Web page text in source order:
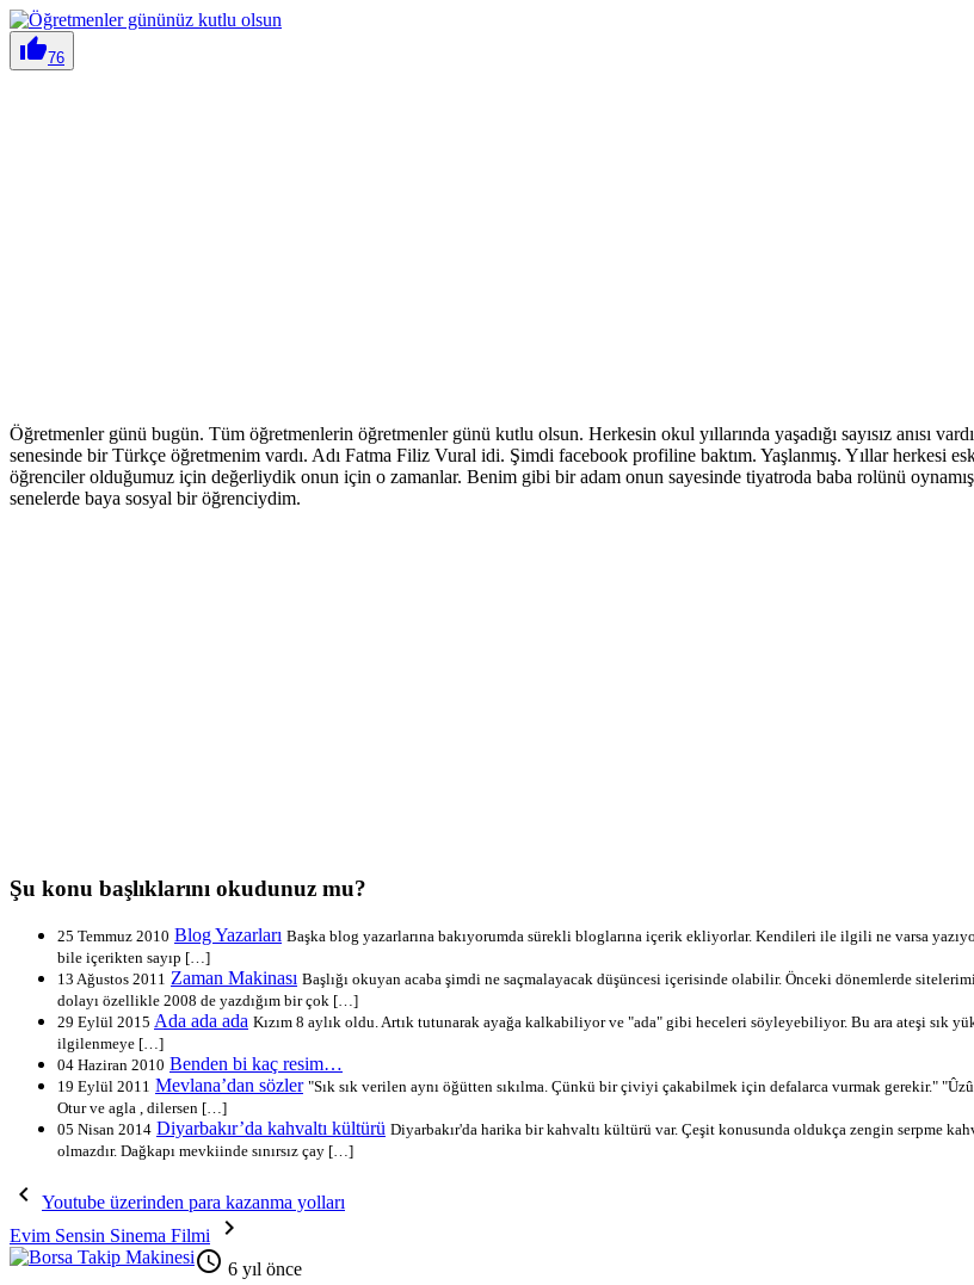
76
Öğretmenler günü bugün. Tüm öğretmenlerin öğretmenler günü kutlu olsun. Herkesin okul yıllarında yaşadığı sayısız anısı
senesinde bir Türkçe öğretmenim vardı. Adı Fatma Filiz Vural idi. Şimdi facebook profiline baktım. Yaşlanmış. Yıllar herkesi
öğrenciler olduğumuz için değerliydik onun için o zamanlar. Benim gibi bir adam onun sayesinde tiyatroda baba rolünü
senelerde baya sosyal bir öğrenciydim.
Şu konu başlıklarını okudunuz mu?
25 Temmuz 2010 Blog Yazarları Başka blog yazarlarına bakıyorumda sürekli bloglarına içerik ekliyorlar. Kendileri ile ilgili ne varsa
bile içerikten sayıp […]
13 Ağustos 2011 Zaman Makinası Başlığı okuyan acaba şimdi ne saçmalayacak düşüncesi içerisinde olabilir. Önceki dönemlerde
dolayı özellikle 2008 de yazdığım bir çok […]
29 Eylül 2015 Ada ada ada Kızım 8 aylık oldu. Artık tutunarak ayağa kalkabiliyor ve "ada" gibi heceleri söyleyebiliyor. Bu ara ateşi sık
ilgilenmeye […]
04 Haziran 2010 Benden bi kaç resim…
19 Eylül 2011 Mevlana’dan sözler "Sık sık verilen aynı öğütten sıkılma. Çünkü bir çiviyi çakabilmek için defalarca vurmak gerekir."
Otur ve agla , dilersen […]
05 Nisan 2014 Diyarbakır’da kahvaltı kültürü Diyarbakır'da harika bir kahvaltı kültürü var. Çeşit konusunda oldukça zengin serpme
olmazdır. Dağkapı mevkiinde sınırsız çay […]

Youtube üzerinden para kazanma yolları
Evim Sensin Sinema Filmi

 6 yıl önce